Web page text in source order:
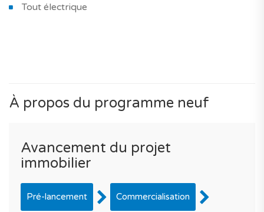
Tout électrique
À propos du programme neuf
Avancement du projet
immobilier
Pré-lancement Commercialisation